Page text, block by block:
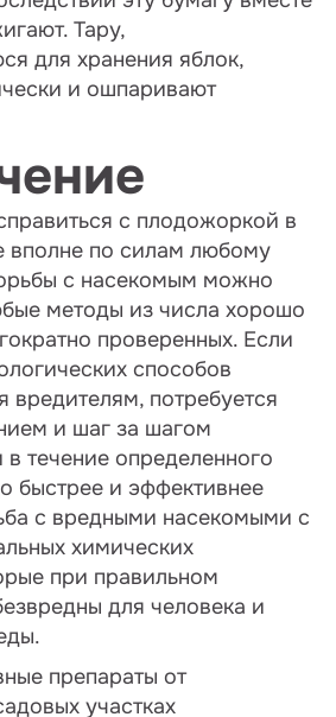
Тару,
для хранения яблок,
и ошпаривают
с плодожоркой в
вполне по силам любому
с насекомым можно
методы из числа хорошо
проверенных. Если
способов
вредителям, потребуется
и шаг за шагом
в течение определенного
быстрее и эффективнее
с вредными насекомыми с
химических
при правильном
для человека и
препараты от
участках